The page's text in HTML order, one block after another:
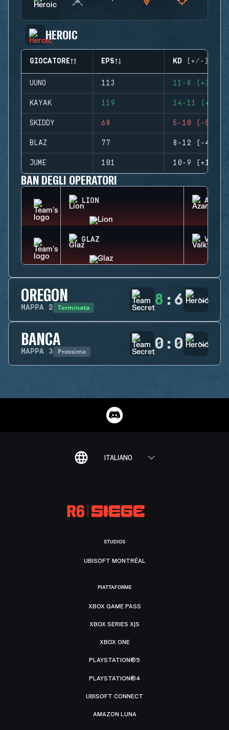
HEROIC
GIOCATORE EPS KD (+/-)
UUNO 113 11-8 (+3)
KAYAK 119 14-11 (+3)
SKIDDY 68 5-10 (-5)
BLAZ 77 8-12 (-4)
JUME 101 10-9 (+1)
BAN DEGLI OPERATORI
LION AZAMI
GLAZ
OREGON
MAPPA 2 Terminata 8 : 6
BANCA
MAPPA 3 Prossima 0 : 0
ITALIANO
STUDIOS
UBISOFT MONTRÉAL
PIATTAFORME
XBOX GAME PASS
XBOX SERIES X|S
XBOX ONE
PLAYSTATION®5
PLAYSTATION®4
UBISOFT CONNECT
AMAZON LUNA